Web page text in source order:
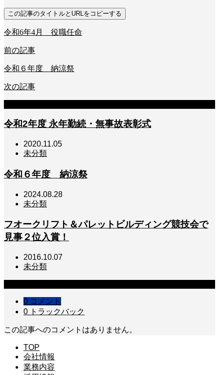
この記事のタイトルとURLをコピーする
令和6年4月 役職任命
前の記事
令和６年度 納涼祭
次の記事
令和2年度 永年勤続・無事故表彰式
2020.11.05
未分類
令和６年度 納涼祭
2024.08.28
未分類
フオークリフト＆パレットビルディング競技会で
見事２位入賞！
2016.10.07
未分類
0 コメント
0 トラックバック
この記事へのコメントはありません。
TOP
会社情報
業務内容